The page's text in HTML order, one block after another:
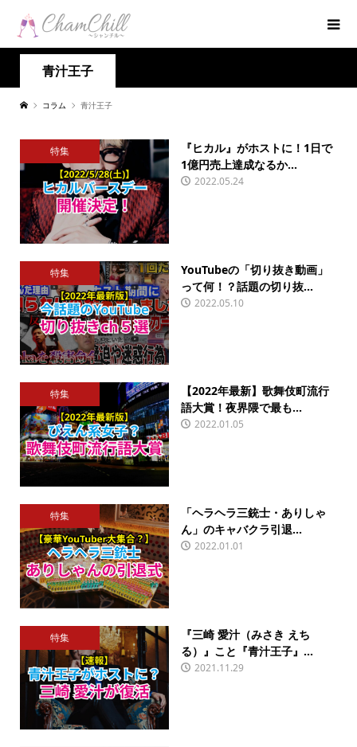
青汁王子
コラム 青汁王子
特集
『ヒカル』がホストに！1日で
1億円売上達成なるか...
2022.05.24
特集
YouTubeの「切り抜き動画」
って何！？話題の切り抜...
2022.05.10
特集
【2022年最新】歌舞伎町流行
語大賞！夜界隈で最も...
2022.01.05
特集
「ヘラヘラ三銃士・ありしゃ
ん」のキャバクラ引退...
2022.01.01
特集
『三崎 愛汁（みさき えち
る）』こと『青汁王子』...
2021.11.29